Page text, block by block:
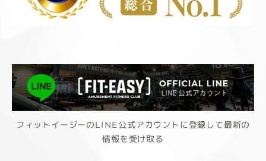
フィットイージーのLINE公式アカウントに登録して最新の
情報を受け取る